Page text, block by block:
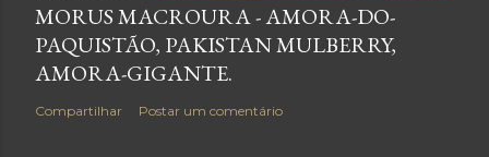
MORUS MACROURA - AMORA-DO-
PAQUISTÃO, PAKISTAN MULBERRY,
AMORA-GIGANTE.
Compartilhar Postar um comentário